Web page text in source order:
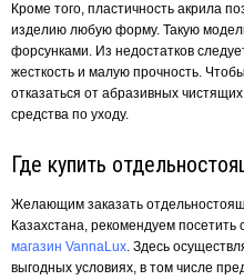
Кроме того, пластичность акрила
изделию любую форму. Такую
форсунками. Из недостатков
жесткость и малую прочность.
отказаться от абразивных
средства по уходу.
Где купить
Желающим заказать
Казахстана, рекомендуем
магазин VannaLux. Здесь
выгодных условиях, в том числе